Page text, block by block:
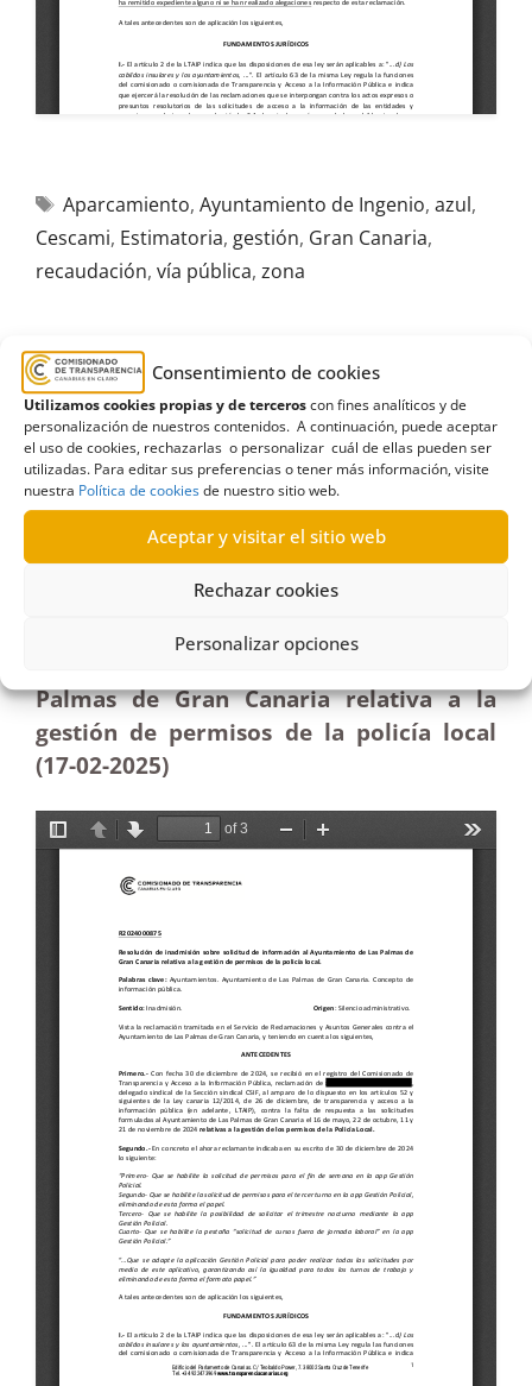
Consentimiento de cookies
Utilizamos cookies propias y de terceroscon fines analíticos y de
personalización de nuestros contenidos. A continuación, puede aceptar
el uso de cookies, rechazarlas o personalizar cuál de ellas pueden ser
utilizadas. Para editar sus preferencias o tener más información, visite
nuestra Política de cookiesde nuestro sitio web.
Aceptar y visitar el sitio web
Rechazar cookies
Personalizar opciones
Aparcamiento, Ayuntamiento de Ingenio, azul,
Cescami, Estimatoria, gestión, Gran Canaria,
recaudación, vía pública, zona
R875/2024
11/03/2025
Solicitud al Ayuntamiento de Las Palmas de Gran
Canaria sobre gestión de permisos de la policía
Resolución de inadmisión sobre solicitud
de información al Ayuntamiento de Las
Palmas de Gran Canaria relativa a la
gestión de permisos de la policía local
(17-02-2025)